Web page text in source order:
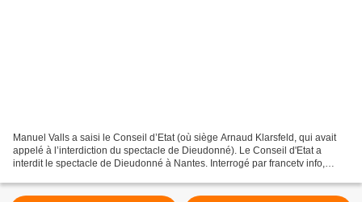
Manuel Valls a saisi le Conseil d’Etat (où siège Arnaud Klarsfeld, qui avait
appelé à l’interdiction du spectacle de Dieudonné). Le Conseil d'Etat a
interdit le spectacle de Dieudonné à Nantes. Interrogé par francetv info,